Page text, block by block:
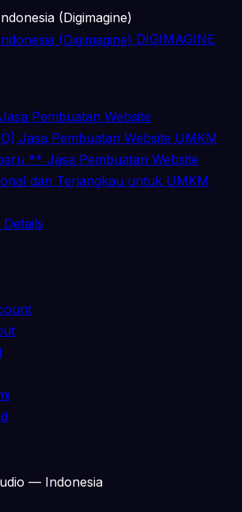
DIGIMAGINE
Pembuatan Website
Jasa Pembuatan Website UMKM
** Jasa Pembuatan Website
dan Terjangkau untuk UMKM
— Indonesia